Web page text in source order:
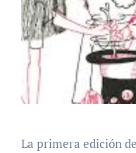
La primera edición